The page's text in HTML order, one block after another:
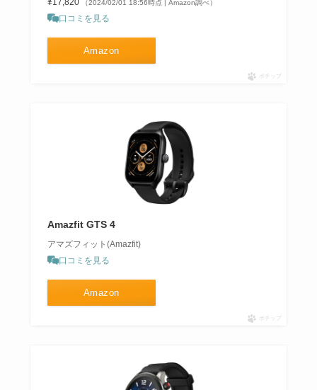
（2024/02/01 18:56時点 | Amazon調べ）
口コミを見る
Amazon
ポチップ
Amazfit GTS 4
アマズフィット(Amazfit)
口コミを見る
Amazon
ポチップ